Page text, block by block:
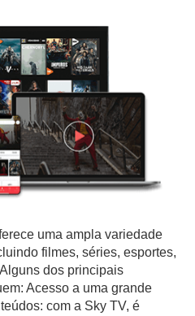
uma ampla variedade
filmes, séries, esportes,
dos principais
Acesso a uma grande
com a Sky TV, é